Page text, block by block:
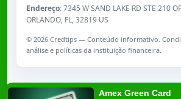
Amex Green Card
Endereço:7345 W SAND LAKE RD STE 210
ORLANDO, FL, 32819 US
© 2026 Credtips — Conteúdo informativo.
análise e políticas da instituição financeira.